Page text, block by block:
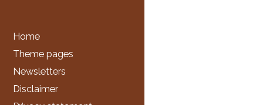
Home
Theme pages
Newsletters
Disclaimer